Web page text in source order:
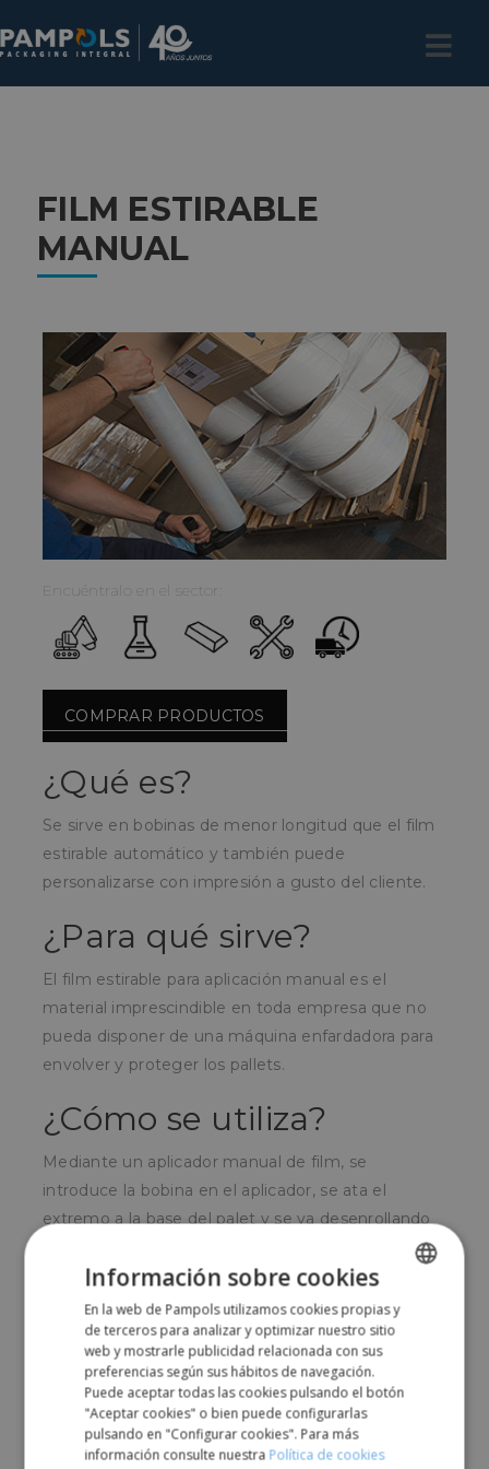
FILM ESTIRABLE
MANUAL
Encuéntralo en el sector:
COMPRAR PRODUCTOS
¿Qué es?
Se sirve en bobinas de menor longitud que el film
estirable automático y también puede
personalizarse con impresión a gusto del cliente.
¿Para qué sirve?
El film estirable para aplicación manual es el
material imprescindible en toda empresa que no
pueda disponer de una máquina enfardadora para
envolver y proteger los pallets.
¿Cómo se utiliza?
Mediante un aplicador manual de film, se
introduce la bobina en el aplicador, se ata el
extremo a la base del palet y se va desenrollando
alrededor de él.
¿Para quién?
Para todo tipo de empresas que envíen cargas en
pallets.
SPANISH
ENGLISH
Información sobre cookies
En la web de Pampols utilizamos cookies propias y
de terceros para analizar y optimizar nuestro sitio
web y mostrarle publicidad relacionada con sus
preferencias según sus hábitos de navegación.
Puede aceptar todas las cookies pulsando el botón
"Aceptar cookies" o bien puede configurarlas
pulsando en "Configurar cookies". Para más
información consulte nuestra Política de cookies